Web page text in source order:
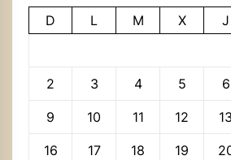
D L M X J
2 3 4 5 6
9 10 11 12 13
16 17 18 19